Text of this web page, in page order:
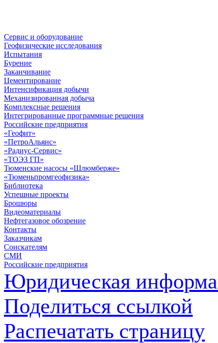
Сервис и оборудование
Геофизические исследования
Испытания
Бурение
Заканчивание
Цементирование
Интенсификация добычи
Механизированная добыча
Комплексные решения
Интегрированные программные решения
Российские предприятия
«Геофит»
«ПетроАльянс»
«Радиус-Сервис»
«ТОЭЗ ГП»
Тюменские насосы «Шлюмберже»
«Тюменьпромгеофизика»
Библиотека
Успешные проекты
Брошюры
Видеоматериалы
Нефтегазовое обозрение
Контакты
Заказчикам
Соискателям
СМИ
Российские предприятия
Юридическая
Поделиться ссылкой
Распечатать страницу